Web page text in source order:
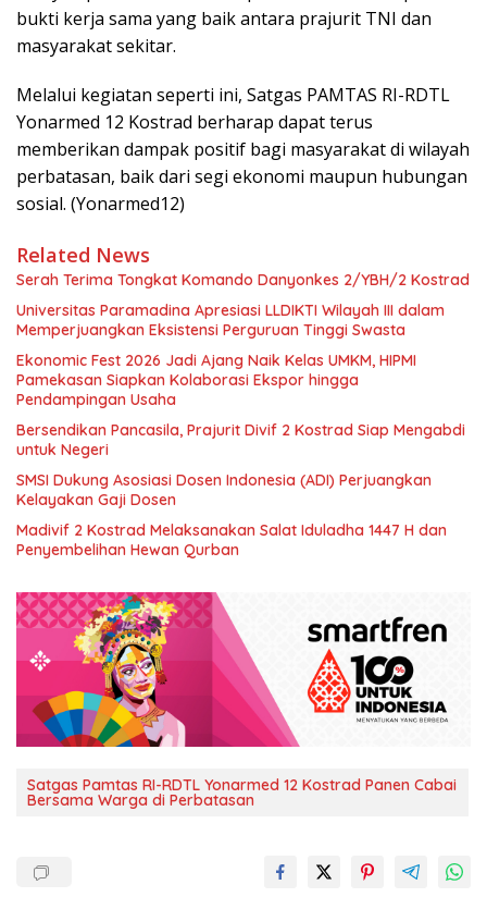
bukti kerja sama yang baik antara prajurit TNI dan
masyarakat sekitar.
Melalui kegiatan seperti ini, Satgas PAMTAS RI-RDTL
Yonarmed 12 Kostrad berharap dapat terus
memberikan dampak positif bagi masyarakat di wilayah
perbatasan, baik dari segi ekonomi maupun hubungan
sosial. (Yonarmed12)
Related News
Serah Terima Tongkat Komando Danyonkes 2/YBH/2 Kostrad
Universitas Paramadina Apresiasi LLDIKTI Wilayah III dalam
Memperjuangkan Eksistensi Perguruan Tinggi Swasta
Ekonomic Fest 2026 Jadi Ajang Naik Kelas UMKM, HIPMI
Pamekasan Siapkan Kolaborasi Ekspor hingga
Pendampingan Usaha
Bersendikan Pancasila, Prajurit Divif 2 Kostrad Siap Mengabdi
untuk Negeri
SMSI Dukung Asosiasi Dosen Indonesia (ADI) Perjuangkan
Kelayakan Gaji Dosen
Madivif 2 Kostrad Melaksanakan Salat Iduladha 1447 H dan
Penyembelihan Hewan Qurban
Satgas Pamtas RI-RDTL Yonarmed 12 Kostrad Panen Cabai
Bersama Warga di Perbatasan